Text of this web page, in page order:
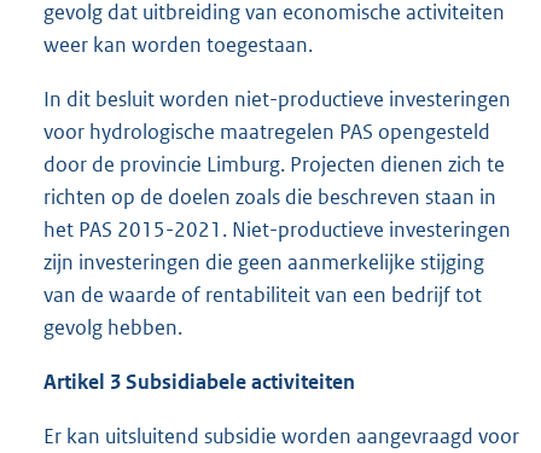
gevolg dat uitbreiding van economische activiteiten
weer kan worden toegestaan.
In dit besluit worden niet-productieve investeringen
voor hydrologische maatregelen PAS opengesteld
door de provincie Limburg. Projecten dienen zich te
richten op de doelen zoals die beschreven staan in
het PAS 2015-2021. Niet-productieve investeringen
zijn investeringen die geen aanmerkelijke stijging
van de waarde of rentabiliteit van een bedrijf tot
gevolg hebben.
Artikel 3 Subsidiabele activiteiten
Er kan uitsluitend subsidie worden aangevraagd voor